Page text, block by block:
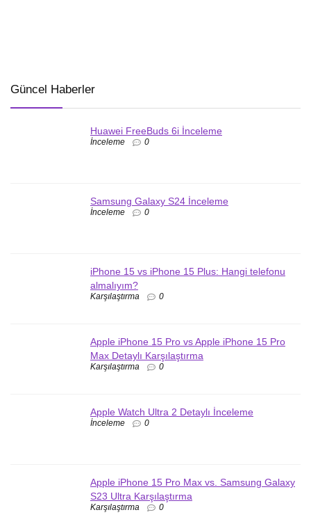
Güncel Haberler
Huawei FreeBuds 6i İnceleme
İnceleme 0
Samsung Galaxy S24 İnceleme
İnceleme 0
iPhone 15 vs iPhone 15 Plus: Hangi telefonu
almalıyım?
Karşılaştırma 0
Apple iPhone 15 Pro vs Apple iPhone 15 Pro
Max Detaylı Karşılaştırma
Karşılaştırma 0
Apple Watch Ultra 2 Detaylı İnceleme
İnceleme 0
Apple iPhone 15 Pro Max vs. Samsung Galaxy
S23 Ultra Karşılaştırma
Karşılaştırma 0